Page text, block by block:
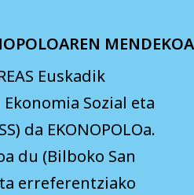
MENDEKOA
Euskadik
Sozial eta
da EKONOPOLOa.
du (Bilboko San
erreferentziako